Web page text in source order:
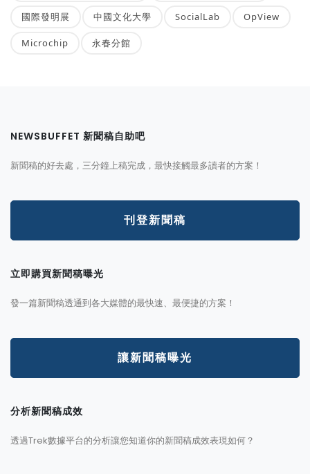
國際發明展 中國文化大學 SocialLab OpView
Microchip 永春分館
NEWSBUFFET 新聞稿自助吧
新聞稿的好去處，三分鐘上稿完成，最快接觸最多讀者的方案！
刊登新聞稿
立即購買新聞稿曝光
發一篇新聞稿透通到各大媒體的最快速、最便捷的方案！
讓新聞稿曝光
分析新聞稿成效
透過Trek數據平台的分析讓您知道你的新聞稿成效表現如何？